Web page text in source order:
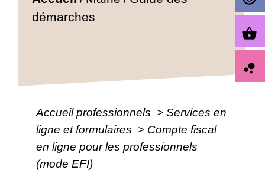
démarches
Accueil professionnels > Services en
ligne et formulaires > Compte fiscal
en ligne pour les professionnels
(mode EFI)
shopping_basket
bubble_chart